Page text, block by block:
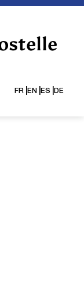
FR EN ES DE